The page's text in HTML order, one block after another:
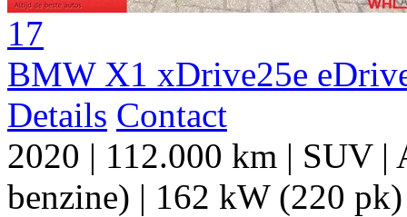
17
BMW X1 xDrive25e
Details Contact
2020 | 112.000 km | SUV|
benzine) | 162 kW (220 pk)